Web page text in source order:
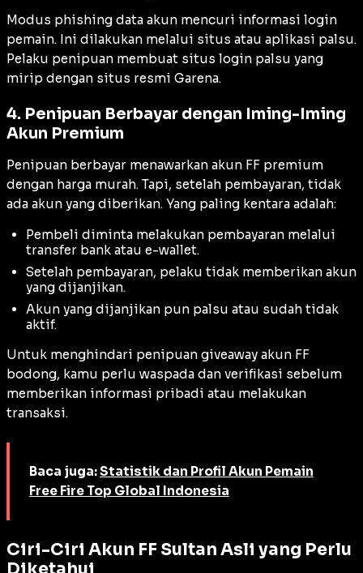
Modus phishing data akun mencuri informasi login
pemain. Ini dilakukan melalui situs atau aplikasi palsu.
Pelaku penipuan membuat situs login palsu yang
mirip dengan situs resmi Garena.
4. Penipuan Berbayar dengan Iming-Iming
Akun Premium
Penipuan berbayar menawarkan akun FF premium
dengan harga murah. Tapi, setelah pembayaran, tidak
ada akun yang diberikan. Yang paling kentara adalah:
Pembeli diminta melakukan pembayaran melalui
transfer bank atau e-wallet.
Setelah pembayaran, pelaku tidak memberikan akun
yang dijanjikan.
Akun yang dijanjikan pun palsu atau sudah tidak
aktif.
Untuk menghindari penipuan giveaway akun FF
bodong, kamu perlu waspada dan verifikasi sebelum
memberikan informasi pribadi atau melakukan
transaksi.
Baca juga:Statistik dan Profil Akun Pemain
Free Fire Top Global Indonesia
Ciri-Ciri Akun FF Sultan Asli yang Perlu